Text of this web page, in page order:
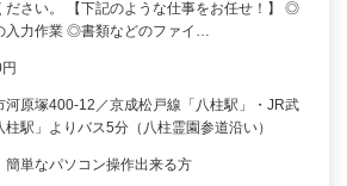
ださい。 【下記のような仕事をお任せ！】 ◎
入力作業 ◎書類などのファイ…
河原塚400-12／京成松戸線「八柱駅」・JR武
駅」よりバス5分（八柱霊園参道沿い）
簡単なパソコン操作出来る方